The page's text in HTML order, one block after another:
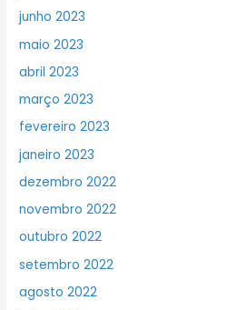
junho 2023
maio 2023
abril 2023
março 2023
fevereiro 2023
janeiro 2023
dezembro 2022
novembro 2022
outubro 2022
setembro 2022
agosto 2022